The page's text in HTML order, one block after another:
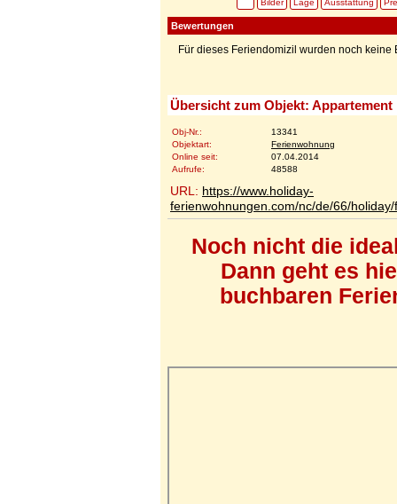
Bewertungen
Für dieses Feriendomizil wurden noch
Übersicht zum Objekt: Appartement
Obj-Nr.:
13341
Objektart:
Ferienwohnung
Online seit:
07.04.2014
Aufrufe:
48588
URL: https://www.holiday-
ferienwohnungen.com/nc/de/66/
Noch nicht die
Dann geht es
buchbaren